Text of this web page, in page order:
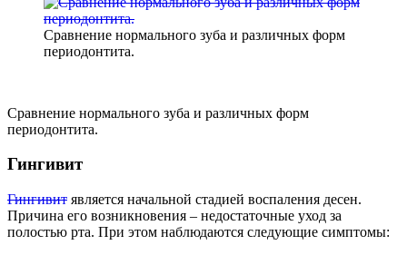
Сравнение нормального зуба и различных форм
периодонтита.
Сравнение нормального зуба и различных форм
периодонтита.
Гингивит
Гингивит является начальной стадией воспаления десен.
Причина его возникновения – недостаточные уход за
полостью рта. При этом наблюдаются следующие симптомы: